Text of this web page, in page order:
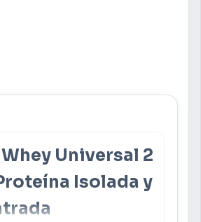
Universal 2
Isolada y